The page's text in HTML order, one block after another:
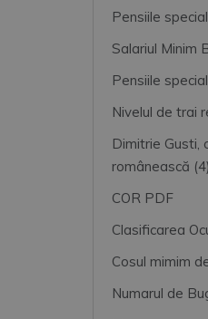
Pensiile
Salariul Minim
Pensiile
Nivelul de trai
Dimitrie Gusti,
românească (4)
COR PDF
Clasificarea
Cosul mimim
Numarul de